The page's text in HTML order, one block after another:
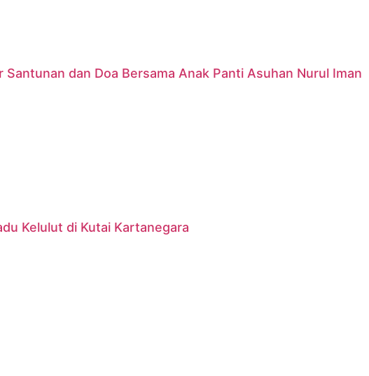
dan Doa Bersama Anak Panti Asuhan Nurul Iman
Kelulut di Kutai Kartanegara